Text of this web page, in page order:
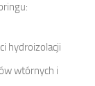
hydroizolacji
wtórnych i